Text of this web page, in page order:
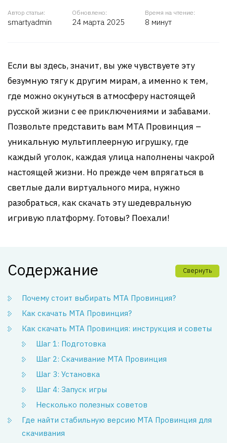
Автор статьи:
smartyadmin
Обновлено:
24 марта 2025
Время на чтение:
8 минут
Если вы здесь, значит, вы уже чувствуете эту
безумную тягу к другим мирам, а именно к тем,
где можно окунуться в атмосферу настоящей
русской жизни с ее приключениями и забавами.
Позвольте представить вам MTA Провинция –
уникальную мультиплеерную игрушку, где
каждый уголок, каждая улица наполнены чакрой
настоящей жизни. Но прежде чем впрягаться в
светлые дали виртуального мира, нужно
разобраться, как скачать эту шедевральную
игривую платформу. Готовы? Поехали!
Содержание Свернуть
Почему стоит выбирать MTA Провинция?
Как скачать MTA Провинция?
Как скачать MTA Провинция: инструкция и советы
Шаг 1: Подготовка
Шаг 2: Скачивание MTA Провинция
Шаг 3: Установка
Шаг 4: Запуск игры
Несколько полезных советов
Где найти стабильную версию MTA Провинция для
скачивания